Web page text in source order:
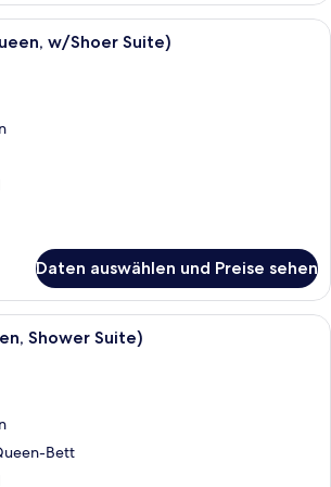
Ein Hotelzimmer mit einem großen
w/Shoer Suite)
Daten auswählen und Preise sehen
Ein Hotelzimmer mit einem großen
Shower Suite)
Bett